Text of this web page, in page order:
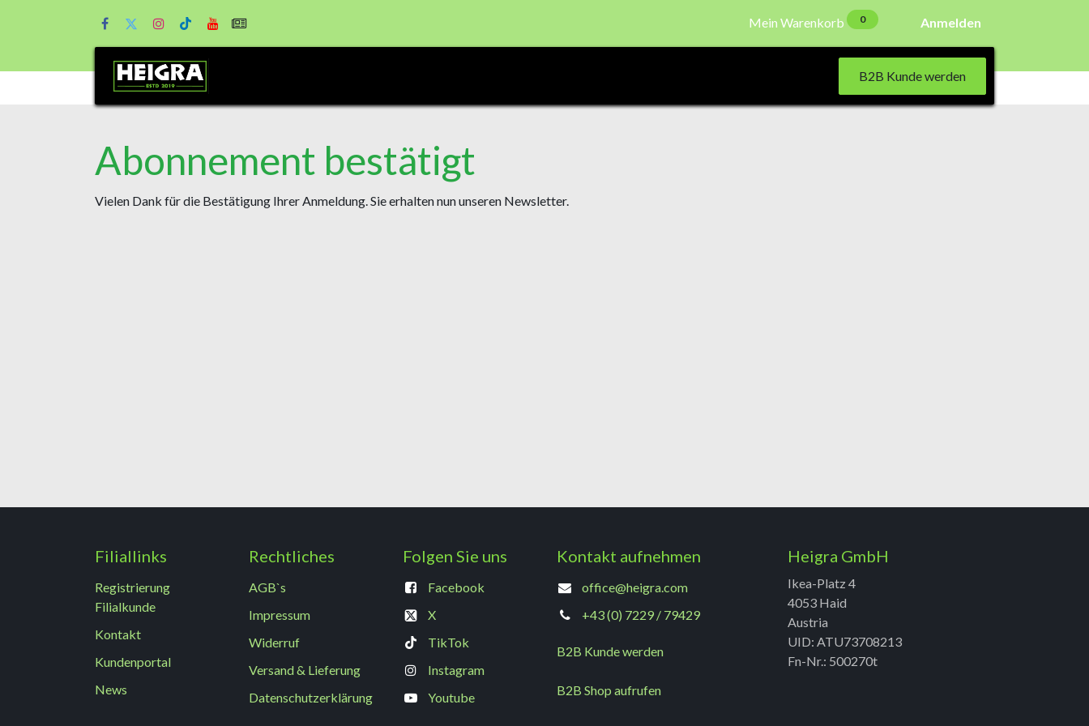
Mein Warenkorb 0 Anmelden
B2B Kunde werden
Abonnement bestätigt
Vielen Dank für die Bestätigung Ihrer Anmeldung. Sie erhalten nun unseren Newsletter.
Filiallinks
Registrierung
Filialkunde
Kontakt
Kundenportal
News
Rechtliches
AGB`s
Impressum
Widerruf
Versand & Lieferung
Datenschutzerklärung
Folgen Sie uns
Facebook
X
TikTok
Instagram
Youtube
Kontakt aufnehmen
office@heigra.com
+43 (0) 7229 / 79429
B2B Kunde werden
B2B Shop aufrufen
Heigra GmbH
Ikea-Platz 4
4053 Haid
Austria
UID: ATU73708213
Fn-Nr.: 500270t